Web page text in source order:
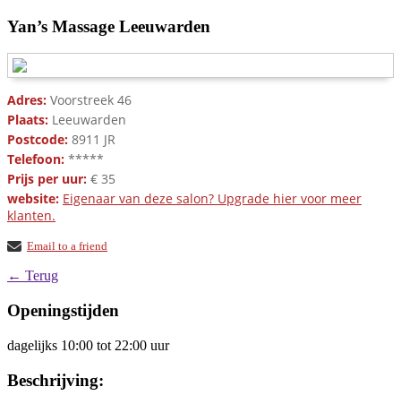
Yan’s Massage Leeuwarden
Adres: Voorstreek 46
Plaats: Leeuwarden
Postcode: 8911 JR
Telefoon: *****
Prijs per uur: € 35
website: Eigenaar van deze salon? Upgrade hier voor meer
klanten.
Email to a friend
← Terug
Openingstijden
dagelijks 10:00 tot 22:00 uur
Beschrijving: